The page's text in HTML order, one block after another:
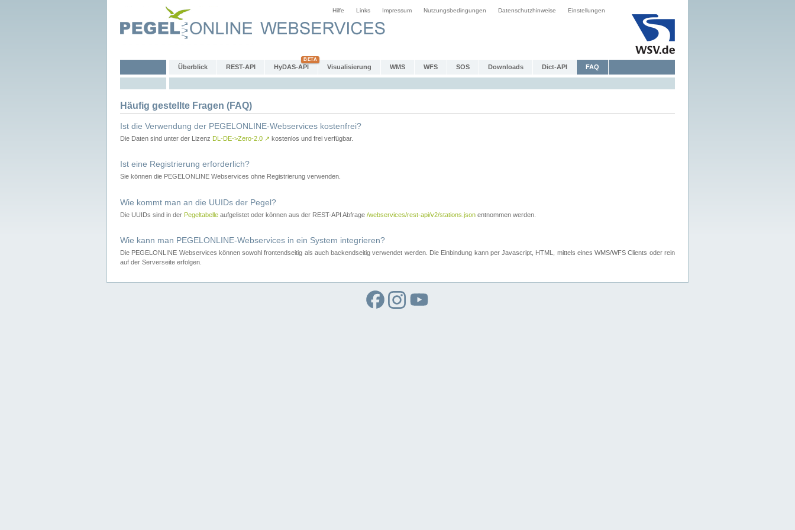
Hilfe Links Impressum Nutzungsbedingungen Datenschutzhinweise Einstellungen
Überblick REST-API HyDAS-API Visualisierung WMS WFS SOS Downloads Dict-API FAQ
Häufig gestellte Fragen (FAQ)
Ist die Verwendung der PEGELONLINE-Webservices kostenfrei?
Die Daten sind unter der Lizenz DL-DE->Zero-2.0 ↗ kostenlos und frei verfügbar.
Ist eine Registrierung erforderlich?
Sie können die PEGELONLINE Webservices ohne Registrierung verwenden.
Wie kommt man an die UUIDs der Pegel?
Die UUIDs sind in der Pegeltabelle aufgelistet oder können aus der REST-API Abfrage /webservices/rest-api/v2/stations.json entnommen werden.
Wie kann man PEGELONLINE-Webservices in ein System integrieren?
Die PEGELONLINE Webservices können sowohl frontendseitig als auch backendseitig verwendet werden. Die Einbindung kann per Javascript, HTML, mittels eines WMS/WFS Clients oder rein
auf der Serverseite erfolgen.